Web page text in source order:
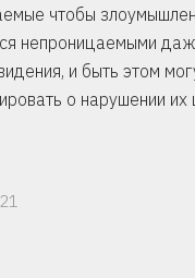
чтобы
непроницаемыми
и быть этом
о нарушении их